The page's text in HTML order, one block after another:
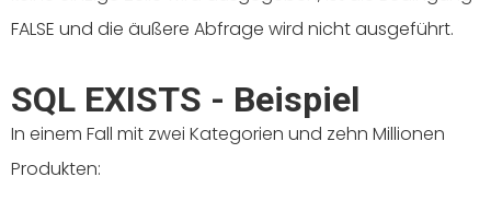
FALSE und die äußere Abfrage wird nicht ausgeführt.
SQL EXISTS - Beispiel
In einem Fall mit zwei Kategorien und zehn Millionen
Produkten: